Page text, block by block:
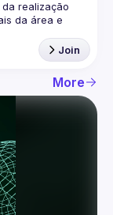
realização
da área e
Join
More